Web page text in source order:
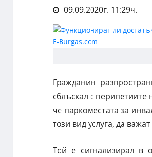
09.09.2020г. 11:29ч.
Гражданин
сблъскал с перипетиите
че паркоместата за
този вид услуга, да
Той е сигнализирал в